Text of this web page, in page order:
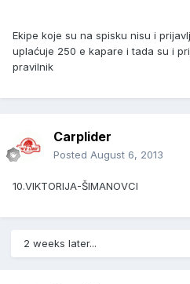
Ekipe koje su na spisku nisu i
uplaćuje 250 e kapare i tada su i
pravilnik
Carplider
Posted August 6, 2013
10.VIKTORIJA-ŠIMANOVCI
2 weeks later...